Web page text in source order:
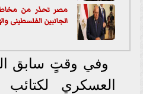
مصر تحذر من
الجانبين الفلسطينى
وفي وقتٍ سابق
العسكري لكتائب